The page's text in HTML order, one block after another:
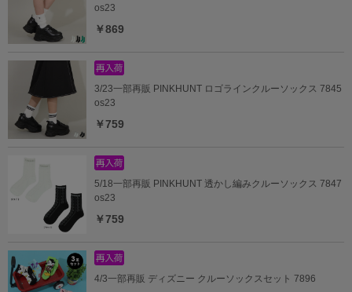
os23
￥869
3/23一部再販 PINKHUNT ロゴラインクルーソックス 7845
os23
￥759
5/18一部再販 PINKHUNT 透かし編みクルーソックス 7847
os23
￥759
4/3一部再販 ディズニー クルーソックスセット 7896